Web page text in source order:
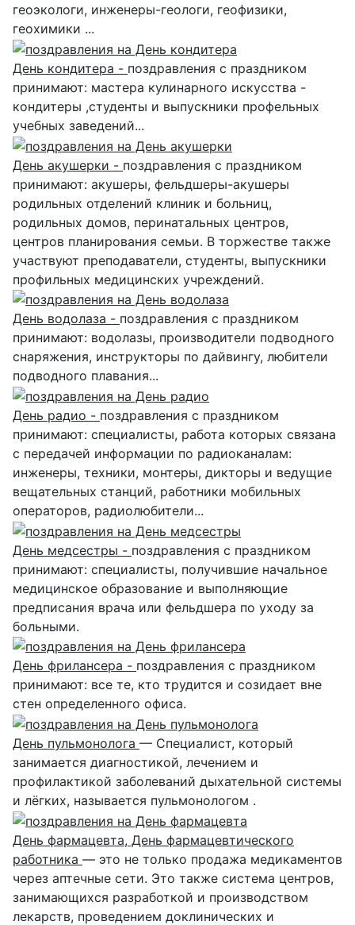
геоэкологи, инженеры-геологи, геофизики,
геохимики ...
День кондитера - поздравления с праздником
принимают: мастера кулинарного искусства -
кондитеры ,студенты и выпускники профельных
учебных заведений...
День акушерки - поздравления с праздником
принимают: акушеры, фельдшеры-акушеры
родильных отделений клиник и больниц,
родильных домов, перинатальных центров,
центров планирования семьи. В торжестве также
участвуют преподаватели, студенты, выпускники
профильных медицинских учреждений.
День водолаза - поздравления с праздником
принимают: водолазы, производители подводного
снаряжения, инструкторы по дайвингу, любители
подводного плавания...
День радио - поздравления с праздником
принимают: специалисты, работа которых связана
с передачей информации по радиоканалам:
инженеры, техники, монтеры, дикторы и ведущие
вещательных станций, работники мобильных
операторов, радиолюбители...
День медсестры - поздравления с праздником
принимают: специалисты, получившие начальное
медицинское образование и выполняющие
предписания врача или фельдшера по уходу за
больными.
День фрилансера - поздравления с праздником
принимают: все те, кто трудится и созидает вне
стен определенного офиса.
День пульмонолога — Специалист, который
занимается диагностикой, лечением и
профилактикой заболеваний дыхательной системы
и лёгких, называется пульмонологом .
День фармацевта, День фармацевтического
работника — это не только продажа медикаментов
через аптечные сети. Это также система центров,
занимающихся разработкой и производством
лекарств, проведением доклинических и